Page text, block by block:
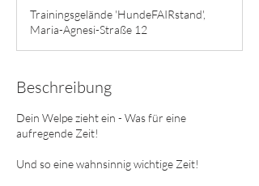
o
n
n
:
4
Trainingsgelände 'HundeFAIRstand',
Maria-Agnesi-Straße 12
Beschreibung
Dein Welpe zieht ein - Was für eine
aufregende Zeit!
Und so eine wahnsinnig wichtige Zeit!